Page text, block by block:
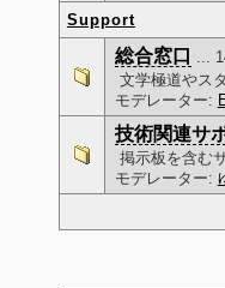
Support
総合窓口 ...
文学極道やス
モデレーター:
技術関連サ
掲示板を含む
モデレーター: